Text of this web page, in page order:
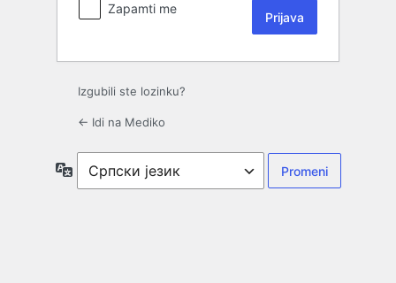
Zapamti me
Izgubili ste lozinku?
← Idi na Mediko
Jezik